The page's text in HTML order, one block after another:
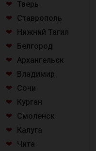
Тверь
Ставрополь
Нижний Тагил
Белгород
Архангельск
Владимир
Сочи
Курган
Смоленск
Калуга
Чита